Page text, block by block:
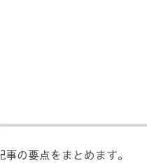
の要点をまとめます。